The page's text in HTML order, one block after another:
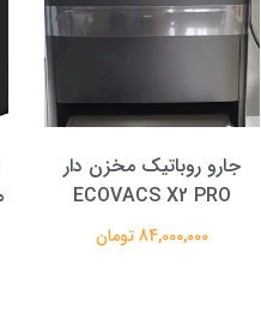
جارو روباتیک مخزن دار
ECOVACS X2 PRO
84,000,000 تومان